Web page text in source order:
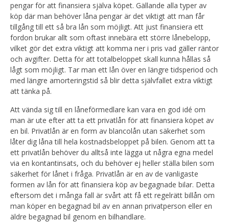
pengar för att finansiera själva köpet. Gällande alla typer av
köp där man behöver låna pengar är det viktigt att man får
tillgång till ett så bra lån som möjligt. Att just finansiera ett
fordon brukar allt som oftast innebära ett större lånebelopp,
vilket gör det extra viktigt att komma ner i pris vad gäller räntor
och avgifter. Detta för att totalbeloppet skall kunna hållas så
lågt som möjligt. Tar man ett lån över en längre tidsperiod och
med längre amorteringstid så blir detta självfallet extra viktigt
att tänka på.
Att vända sig till en låneförmedlare kan vara en god idé om
man är ute efter att ta ett privatlån för att finansiera köpet av
en bil. Privatlån är en form av blancolån utan säkerhet som
låter dig låna till hela kostnadsbeloppet på bilen. Genom att ta
ett privatlån behöver du alltså inte lägga ut några egna medel
via en kontantinsats, och du behöver ej heller ställa bilen som
säkerhet för lånet i fråga. Privatlån är en av de vanligaste
formen av lån för att finansiera köp av begagnade bilar. Detta
eftersom det i många fall är svårt att få ett regelrätt billån om
man köper en begagnad bil av en annan privatperson eller en
äldre begagnad bil genom en bilhandlare.